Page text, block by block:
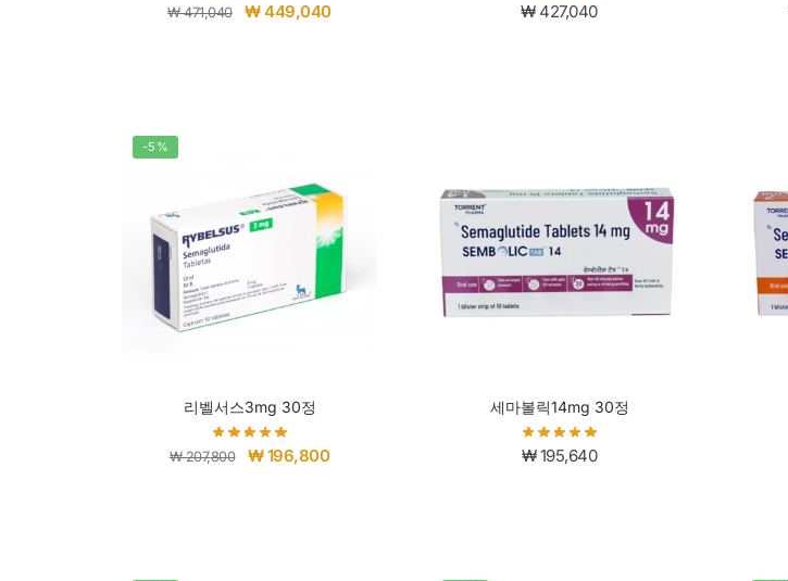
₩471,040 ₩449,040 ₩427,040
-5%
리벨서스3mg 30정
₩207,800 ₩196,800
세마볼릭14mg 30정
₩195,640